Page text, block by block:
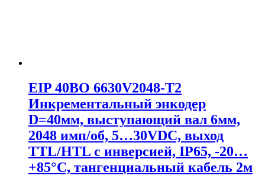
EIP 40BO 6630V2048-T2
Инкрементальный энкодер
D=40мм, выступающий вал 6мм,
2048 имп/об, 5…30VDC, выход
TTL/HTL с инверсией, IP65, -20…
+85°C, тангенциальный кабель 2м